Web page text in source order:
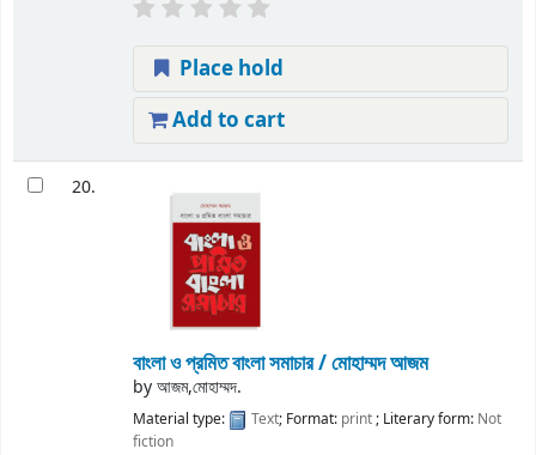
Place hold
Add to cart
20.
বাংলা ও প্রমিত বাংলা সমাচার / মোহাম্মদ আজম
byআজম,মোহাম্মদ.
Material type: Text; Format: print; Literary form: Not
fiction